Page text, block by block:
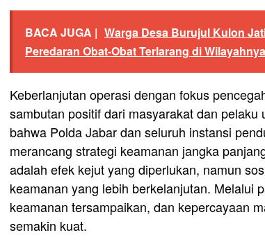
BACA JUGA | Warga Desa Burujul Kulon
Peredaran Obat-Obat Terlarang di
Keberlanjutan operasi dengan fokus
sambutan positif dari masyarakat dan pelaku
bahwa Polda Jabar dan seluruh instansi
merancang strategi keamanan jangka
adalah efek kejut yang diperlukan, namun
keamanan yang lebih berkelanjutan. Melalui
keamanan tersampaikan, dan kepercayaan
semakin kuat.